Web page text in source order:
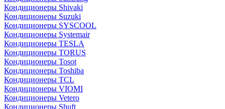
Кондиционеры Shivaki
Кондиционеры Suzuki
Кондиционеры SYSCOOL
Кондиционеры Systemair
Кондиционеры TESLA
Кондиционеры TORUS
Кондиционеры Tosot
Кондиционеры Toshiba
Кондиционеры TCL
Кондиционеры VIOMI
Кондиционеры Vetero
Кондиционеры Shuft